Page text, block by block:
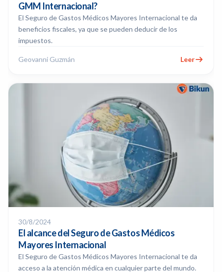
GMM Internacional?
El Seguro de Gastos Médicos Mayores Internacional te da
beneficios fiscales, ya que se pueden deducir de los
impuestos.
Geovanni Guzmán Leer
30/8/2024
El alcance del Seguro de Gastos Médicos
Mayores Internacional
El Seguro de Gastos Médicos Mayores Internacional te da
acceso a la atención médica en cualquier parte del mundo.